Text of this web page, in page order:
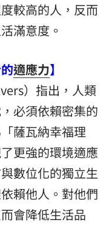
較高的人，反而
滿意度。
適應力】
）指出，人類
必須依賴密集的
薩瓦納幸福理
更強的環境適應
數位化的獨立生
賴他人。對他們
會降低生活品